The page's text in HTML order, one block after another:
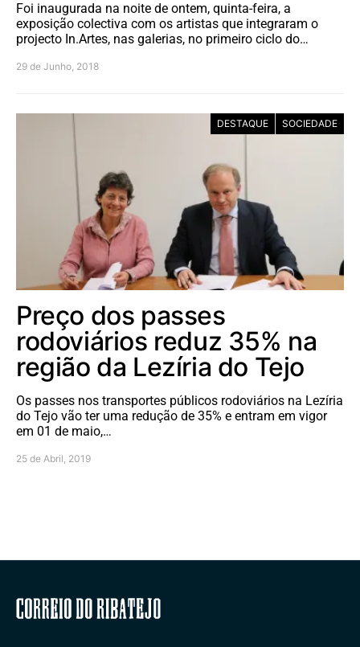
Foi inaugurada na noite de ontem, quinta-feira, a
exposição colectiva com os artistas que integraram o
projecto In.Artes, nas galerias, no primeiro ciclo do…
29 de Junho, 2018
DESTAQUE SOCIEDADE
Preço dos passes
rodoviários reduz 35% na
região da Lezíria do Tejo
Os passes nos transportes públicos rodoviários na Lezíria
do Tejo vão ter uma redução de 35% e entram em vigor
em 01 de maio,…
25 de Abril, 2019
Correio do Ribatejo